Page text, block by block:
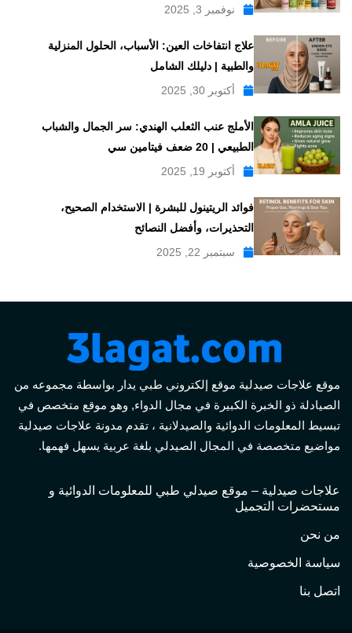
نوفمبر 3, 2025
علاج انتفاخات العين: الأسباب، الحلول المنزلية
والطبية | دليلك الشامل
أكتوبر 30, 2025
الأملج عنب الثعلب الهندي: سر الجمال والشباب
الطبيعي | 20 ضعف فيتامين سي
أكتوبر 19, 2025
فوائد الريتينول للبشرة | الاستخدام الصحيح،
التحذيرات، وأفضل النصائح
سبتمبر 22, 2025
موقع علاجات صيدلية موقع إلكتروني طبي يدار بواسطة مجموعه من
الصيادلة ذو الخبرة الكبيرة في مجال الدواء, وهو موقع متخصص في
تبسيط المعلومات الدوائية والصيدلانية ، تقدم مدونة علاجات صيدلية
مواضيع متخصصة في المجال الصيدلي بلغة عربية يسهل فهمها.
علاجات صيدلية – موقع صيدلي طبي للمعلومات الدوائية و
مستحضرات التجميل
من نحن
سياسة الخصوصية
اتصل بنا